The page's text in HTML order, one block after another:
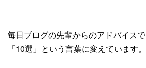
毎日ブログの先輩からのアドバイスで
「10選」という言葉に変えています。